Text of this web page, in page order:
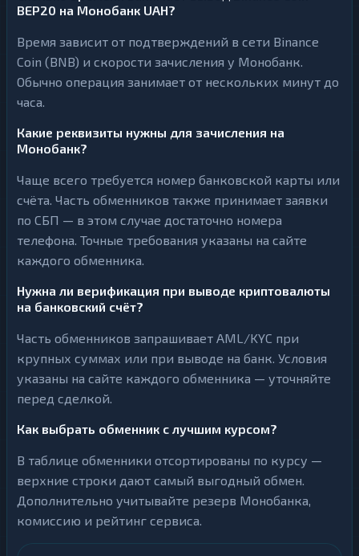
BEP20 на Монобанк UAH?
Время зависит от подтверждений в сети Binance
Coin (BNB) и скорости зачисления у Монобанк.
Обычно операция занимает от нескольких минут до
часа.
Какие реквизиты нужны для зачисления на
Монобанк?
Чаще всего требуется номер банковской карты или
счёта. Часть обменников также принимает заявки
по СБП — в этом случае достаточно номера
телефона. Точные требования указаны на сайте
каждого обменника.
Нужна ли верификация при выводе криптовалюты
на банковский счёт?
Часть обменников запрашивает AML/KYC при
крупных суммах или при выводе на банк. Условия
указаны на сайте каждого обменника — уточняйте
перед сделкой.
Как выбрать обменник с лучшим курсом?
В таблице обменники отсортированы по курсу —
верхние строки дают самый выгодный обмен.
Дополнительно учитывайте резерв Монобанка,
комиссию и рейтинг сервиса.